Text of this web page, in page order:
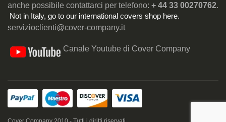
anche possibile contattarci per telefono: + 44 33 00270762.
Not in Italy, go to our international covers shop here.
servizioclienti@cover-company.it
Canale Youtube di Cover Company